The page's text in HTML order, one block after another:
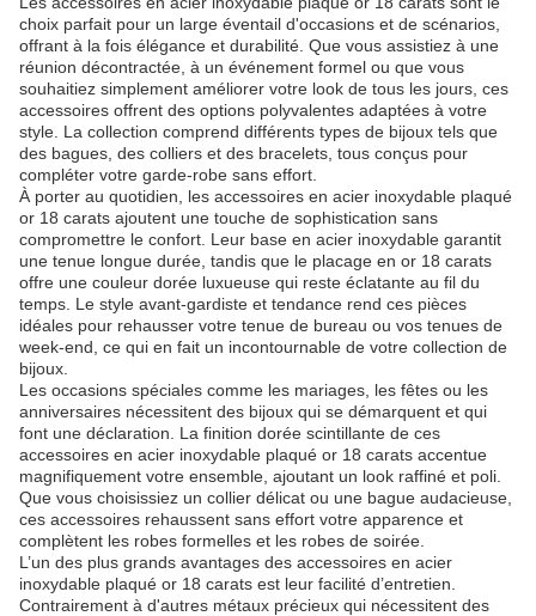
choix parfait pour un large éventail d'occasions et de scénarios,
offrant à la fois élégance et durabilité. Que vous assistiez à une
réunion décontractée, à un événement formel ou que vous
souhaitiez simplement améliorer votre look de tous les jours, ces
accessoires offrent des options polyvalentes adaptées à votre
style. La collection comprend différents types de bijoux tels que
des bagues, des colliers et des bracelets, tous conçus pour
compléter votre garde-robe sans effort.
À porter au quotidien, les accessoires en acier inoxydable plaqué
or 18 carats ajoutent une touche de sophistication sans
compromettre le confort. Leur base en acier inoxydable garantit
une tenue longue durée, tandis que le placage en or 18 carats
offre une couleur dorée luxueuse qui reste éclatante au fil du
temps. Le style avant-gardiste et tendance rend ces pièces
idéales pour rehausser votre tenue de bureau ou vos tenues de
week-end, ce qui en fait un incontournable de votre collection de
bijoux.
Les occasions spéciales comme les mariages, les fêtes ou les
anniversaires nécessitent des bijoux qui se démarquent et qui
font une déclaration. La finition dorée scintillante de ces
accessoires en acier inoxydable plaqué or 18 carats accentue
magnifiquement votre ensemble, ajoutant un look raffiné et poli.
Que vous choisissiez un collier délicat ou une bague audacieuse,
ces accessoires rehaussent sans effort votre apparence et
complètent les robes formelles et les robes de soirée.
L’un des plus grands avantages des accessoires en acier
inoxydable plaqué or 18 carats est leur facilité d’entretien.
Contrairement à d'autres métaux précieux qui nécessitent des